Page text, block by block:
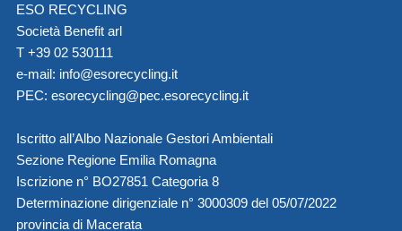
ESO RECYCLING
Società Benefit arl
T +39 02 530111
e-mail: info@esorecycling.it
PEC: esorecycling@pec.esorecycling.it
Iscritto all’Albo Nazionale Gestori Ambientali
Sezione Regione Emilia Romagna
Iscrizione n° BO27851 Categoria 8
Determinazione dirigenziale n° 3000309 del 05/07/2022
provincia di Macerata